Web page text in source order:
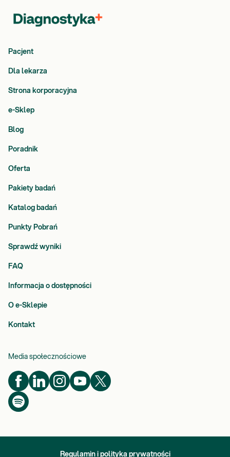
Pacjent
Dla lekarza
Strona korporacyjna
e-Sklep
Blog
Poradnik
Oferta
Pakiety badań
Katalog badań
Punkty Pobrań
Sprawdź wyniki
FAQ
Informacja o dostępności
O e-Sklepie
Kontakt
Media społecznościowe
Regulamin i polityka prywatności